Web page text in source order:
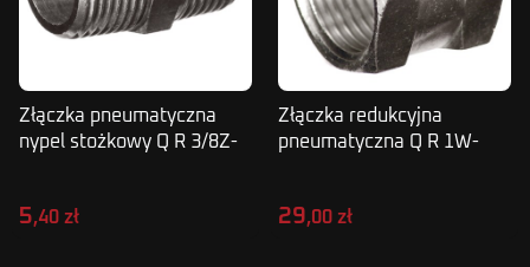
Złączka pneumatyczna
nypel stożkowy Q R 3/8Z-
5,40 zł
Złączka redukcyjna
pneumatyczna Q R 1W-
29,00 zł